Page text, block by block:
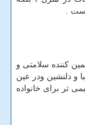
.
کننده سلامتی و
و دلنشین ودر عین
تر برای خانواده